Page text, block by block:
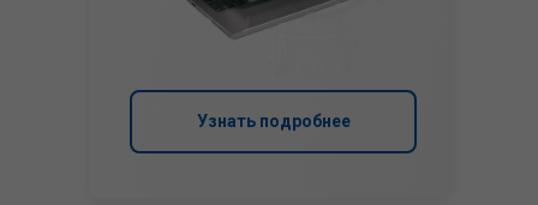
Узнать подробнее